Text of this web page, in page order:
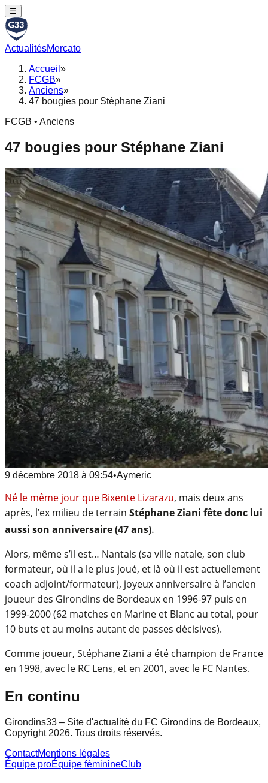
☰
ActualitésMercato
Accueil »
FCGB»
Anciens»
47 bougies pour Stéphane Ziani
FCGB • Anciens
47 bougies pour Stéphane Ziani
9 décembre 2018 à 09:54•Aymeric
Né le même jour que Bixente Lizarazu, mais deux ans
après, l’ex milieu de terrain Stéphane Ziani fête donc lui
aussi son anniversaire (47 ans).
Alors, même s’il est… Nantais (sa ville natale, son club
formateur, où il a le plus joué, et là où il est actuellement
coach adjoint/formateur), joyeux anniversaire à l’ancien
joueur des Girondins de Bordeaux en 1996-97 puis en
1999-2000 (62 matches en Marine et Blanc au total, pour
10 buts et au moins autant de passes décisives).
Comme joueur, Stéphane Ziani a été champion de France
en 1998, avec le RC Lens, et en 2001, avec le FC Nantes.
En continu
Girondins33 – Site d'actualité du FC Girondins de Bordeaux,
Copyright 2026. Tous droits réservés.
ContactMentions légales
Équipe proÉquipe féminineClub